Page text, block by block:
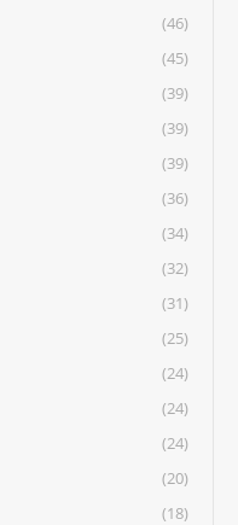
(46)
(45)
(39)
(39)
(39)
(36)
(34)
(32)
(31)
(25)
(24)
(24)
(24)
(20)
(18)